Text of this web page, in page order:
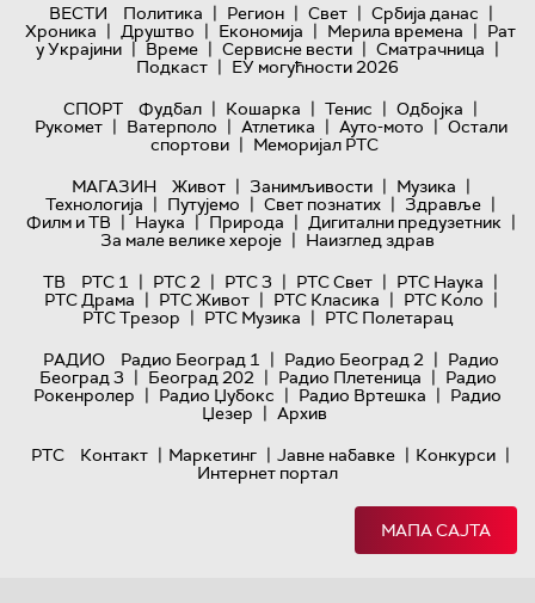
ВЕСТИ Политика | Регион | Свет | Србија данас |
Хроника | Друштво | Економија | Мерила времена | Рат
у Украјини | Време | Сервисне вести | Сматрачница |
Подкаст | ЕУ могућности 2026
СПОРТ
Фудбал | Кошарка | Тенис | Одбојка |
Рукомет | Ватерполо | Атлетика | Ауто-мото | Остали
спортови | Меморијал РТС
МАГАЗИН
Живот | Занимљивости | Музика |
Технологијa | Путујемо | Свет познатих | Здравље |
Филм и ТВ | Наука | Природа | Дигитални предузетник |
За мале велике хероје | Наизглед здрав
ТВ
РТС 1 | РТС 2 | РТС 3 | РТС Свет | РТС Наука |
РТС Драма | РТС Живот | РТС Класика | РТС Коло |
РТС Трезор | РТС Музика | РТС Полетарац
РАДИО
Радио Београд 1 | Радио Београд 2 | Радио
Београд 3 | Београд 202 | Радио Плетеница | Радио
Рокенролер | Радио Џубокс | Радио Вртешка | Радио
Џезер | Архив
РТС
Контакт | Маркетинг | Јавне набавке | Конкурси |
Интернет портал
МАПА САЈТА